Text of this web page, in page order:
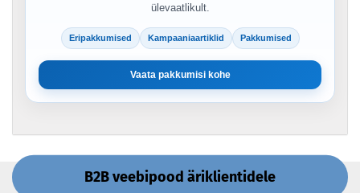
ülevaatlikult.
Eripakkumised Kampaaniaartiklid Pakkumised
Vaata pakkumisi kohe
B2B veebipood äriklientidele